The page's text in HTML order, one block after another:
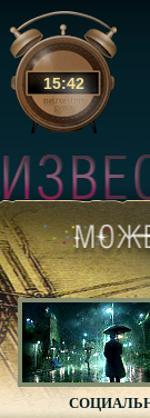
15:42